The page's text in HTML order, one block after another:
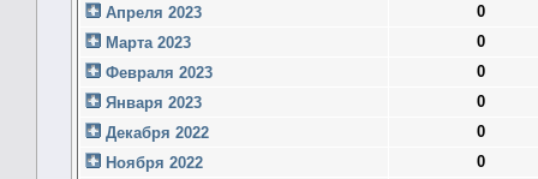
Апреля 2023
0
Марта 2023
0
Февраля 2023
0
Января 2023
0
Декабря 2022
0
Ноября 2022
0